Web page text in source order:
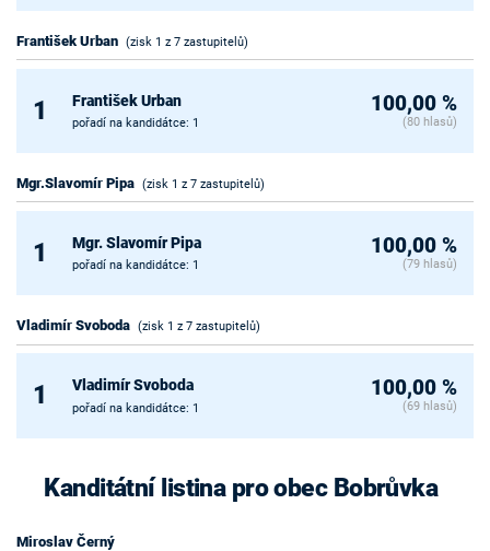
František Urban (zisk 1 z 7 zastupitelů)
1 František Urban
pořadí na kandidátce: 1
100,00 %
(80 hlasů)
Mgr.Slavomír Pipa (zisk 1 z 7 zastupitelů)
1 Mgr. Slavomír Pipa
pořadí na kandidátce: 1
100,00 %
(79 hlasů)
Vladimír Svoboda (zisk 1 z 7 zastupitelů)
1 Vladimír Svoboda
pořadí na kandidátce: 1
100,00 %
(69 hlasů)
Kanditátní listina pro obec Bobrůvka
Miroslav Černý